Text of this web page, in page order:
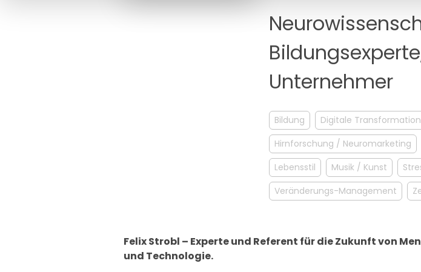
Unternehmer
Bildung Digitale
Hirnforschung / Neuromarketing
Lebensstil
Musik / Kunst
Veränderungs-Management
Felix Strobl – Experte und Referent für die Zukunft von
und Technologie.